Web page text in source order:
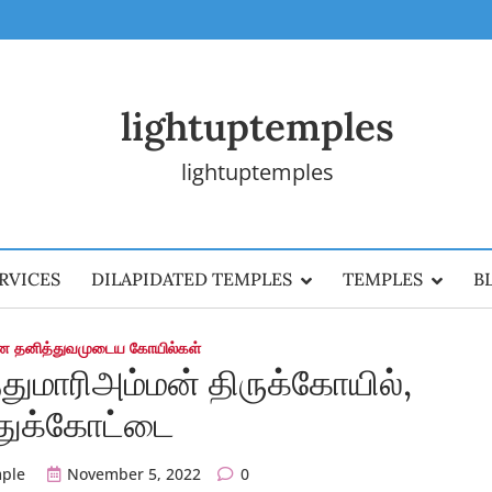
lightuptemples
lightuptemples
DILAPIDATED TEMPLES TEMPLES
தனித்துவமுடைய கோயில்கள்
திருக்கோயில்,
November 5, 2022 0